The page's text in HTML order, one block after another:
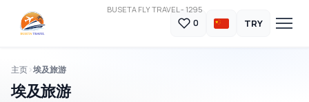
BUSETA FLY TRAVEL - 1295
0 TRY
主页 埃及旅游
埃及旅游